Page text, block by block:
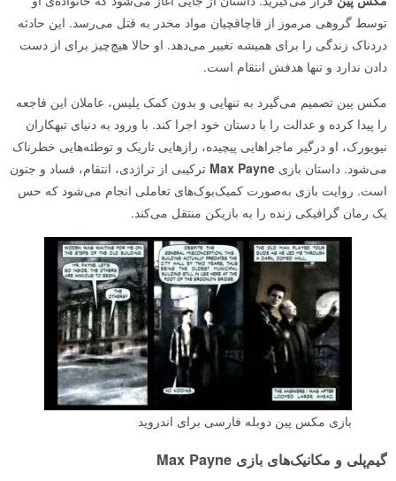
توسط گروهی مرموز از قاچاقچیان مواد مخدر به قتل می‌رسد. این حادثه
دردناک زندگی را برای همیشه تغییر می‌دهد. او حالا هیچ‌چیز برای از دست
دادن ندارد و تنها هدفش انتقام است.
مکس پین تصمیم می‌گیرد به تنهایی و بدون کمک پلیس، عاملان این فاجعه
را پیدا کرده و عدالت را با دستان خود اجرا کند. با ورود به دنیای تبهکاران
نیویورک، او درگیر ماجراهایی پیچیده، رازهایی تاریک و توطئه‌هایی خطرناک
می‌شود. داستان بازی Max Payne ترکیبی از تراژدی، انتقام، فساد و جنون
است. روایت بازی به‌صورت کمیک‌بوک‌های تعاملی انجام می‌شود که حس
یک رمان گرافیکی زنده را به بازیکن منتقل می‌کند.
بازی مکس پین دوبله فارسی برای اندروید
گیم‌پلی و مکانیک‌های بازی Max Payne